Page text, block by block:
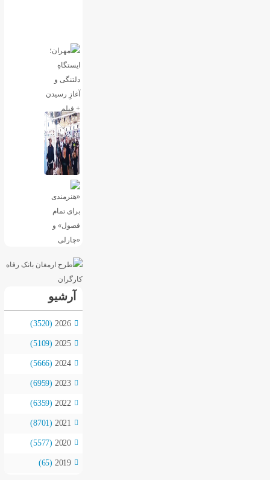
آرشیو
2026
(3520)
2025
(5109)
2024
(5666)
2023
(6959)
2022
(6359)
2021
(8701)
2020
(5577)
2019
(65)